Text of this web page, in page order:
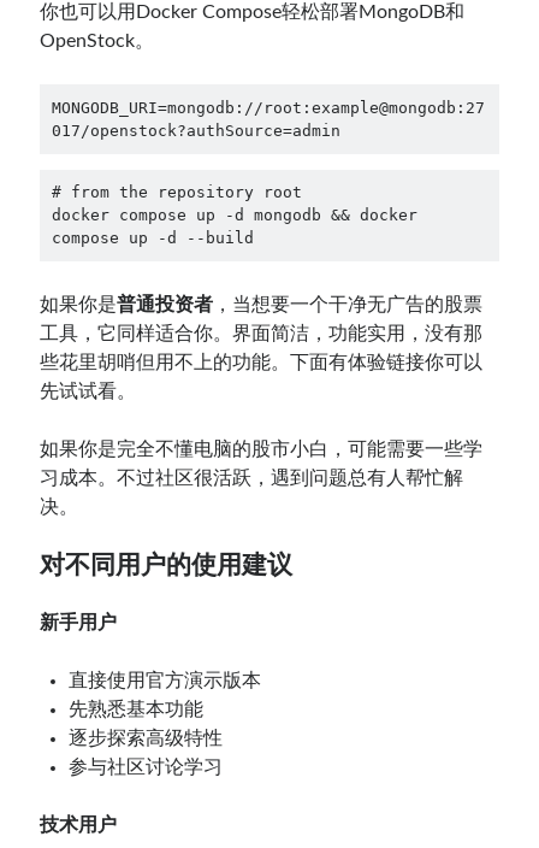
你也可以用Docker Compose轻松部署MongoDB和
OpenStock。
MONGODB_URI=mongodb://root:example@mongodb:27
017/openstock?authSource=admin
# from the repository root
docker compose up -d mongodb && docker
compose up -d --build
如果你是普通投资者 ，当想要一个干净无广告的股票
工具，它同样适合你。界面简洁，功能实用，没有那
些花里胡哨但用不上的功能。下面有体验链接你可以
先试试看。
如果你是完全不懂电脑的股市小白，可能需要一些学
习成本。不过社区很活跃，遇到问题总有人帮忙解
决。
对不同用户的使用建议
新手用户
直接使用官方演示版本
先熟悉基本功能
逐步探索高级特性
参与社区讨论学习
技术用户